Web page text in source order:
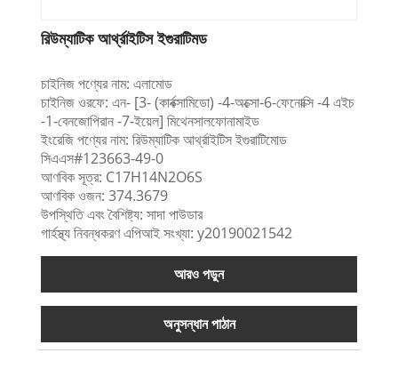
রিউম্যাটিক আর্থ্রাইটিস ইগুরাটিমড
চাইনিজ পণ্যের নাম: এলামোড
চাইনিজ ওরফে: এন- [3- (কার্বক্সামিডো) -4-অক্সো-6-ফেনোক্সি -4 এইচ
-1-বেনজোপিরান -7-ইয়েল] মিথেনসালফোনামাইড
ইংরেজি পণ্যের নাম: রিউম্যাটিক আর্থ্রাইটিস ইগুরাটিমোড
সিএএস#123663-49-0
আণবিক সূত্র: C17H14N2O6S
আণবিক ওজন: 374.3679
উপস্থিতি এবং বৈশিষ্ট্য: সাদা পাউডার
গার্হস্থ্য নিবন্ধকরণ এপিআই সংখ্যা: y20190021542
আরও পড়ুন
অনুসন্ধান পাঠান